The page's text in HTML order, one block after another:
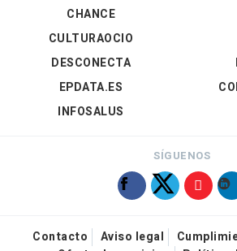
CHANCE
CULTURAOCIO
DESCONECTA
EPDATA.ES
INFOSALUS
SÍGUENOS
Contacto Aviso legal